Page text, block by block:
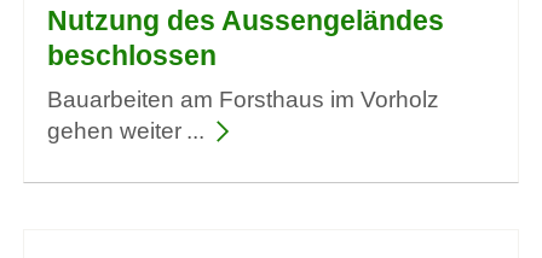
Nutzung des Aussengeländes
beschlossen
Bauarbeiten am Forsthaus im Vorholz
gehen weiter